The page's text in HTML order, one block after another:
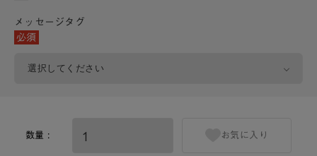
メッセージタグ
必須
数量 : お気に入り